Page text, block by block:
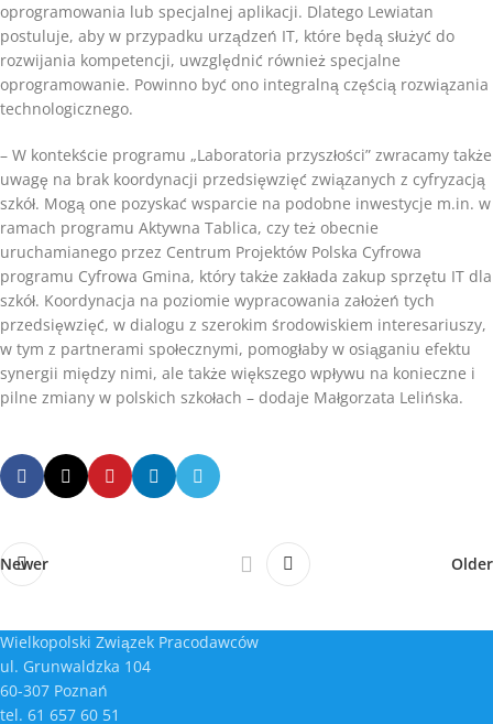
oprogramowania lub specjalnej aplikacji. Dlatego Lewiatan
postuluje, aby w przypadku urządzeń IT, które będą służyć do
rozwijania kompetencji, uwzględnić również specjalne
oprogramowanie. Powinno być ono integralną częścią rozwiązania
technologicznego.
– W kontekście programu „Laboratoria przyszłości” zwracamy także
uwagę na brak koordynacji przedsięwzięć związanych z cyfryzacją
szkół. Mogą one pozyskać wsparcie na podobne inwestycje m.in. w
ramach programu Aktywna Tablica, czy też obecnie
uruchamianego przez Centrum Projektów Polska Cyfrowa
programu Cyfrowa Gmina, który także zakłada zakup sprzętu IT dla
szkół. Koordynacja na poziomie wypracowania założeń tych
przedsięwzięć, w dialogu z szerokim środowiskiem interesariuszy,
w tym z partnerami społecznymi, pomogłaby w osiąganiu efektu
synergii między nimi, ale także większego wpływu na konieczne i
pilne zmiany w polskich szkołach – dodaje Małgorzata Lelińska.
Newer Older
Wielkopolski Związek Pracodawców
ul. Grunwaldzka 104
60-307 Poznań
tel. 61 657 60 51